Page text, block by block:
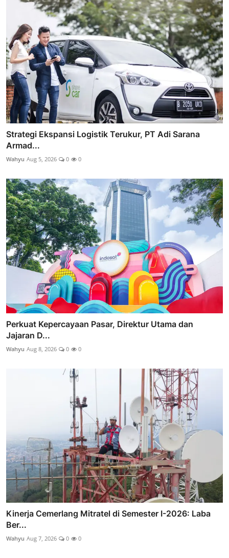
Strategi Ekspansi Logistik Terukur, PT Adi Sarana
Armad...
Wahyu Aug 5, 2026 0 0
Perkuat Kepercayaan Pasar, Direktur Utama dan
Jajaran D...
Wahyu Aug 8, 2026 0 0
Kinerja Cemerlang Mitratel di Semester I-2026: Laba
Ber...
Wahyu Aug 7, 2026 0 0